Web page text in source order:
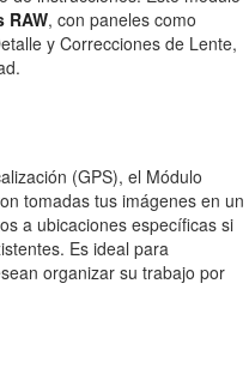
RAW, con paneles como
y Correcciones de Lente,
(GPS), el Módulo
tomadas tus imágenes en un
a ubicaciones específicas si
Es ideal para
organizar su trabajo por